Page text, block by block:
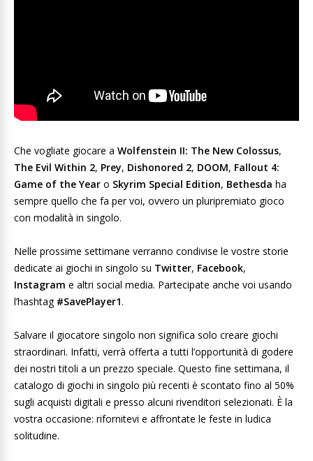
Che vogliate giocare a Wolfenstein II: The New Colossus,
The Evil Within 2, Prey, Dishonored 2, DOOM, Fallout 4:
Game of the Year o Skyrim Special Edition, Bethesda ha
sempre quello che fa per voi, ovvero un pluripremiato gioco
con modalità in singolo.
Nelle prossime settimane verranno condivise le vostre storie
dedicate ai giochi in singolo su Twitter, Facebook,
Instagram e altri social media. Partecipate anche voi usando
l’hashtag #SavePlayer1.
Salvare il giocatore singolo non significa solo creare giochi
straordinari. Infatti, verrà offerta a tutti l’opportunità di godere
dei nostri titoli a un prezzo speciale. Questo fine settimana, il
catalogo di giochi in singolo più recenti è scontato fino al 50%
sugli acquisti digitali e presso alcuni rivenditori selezionati. È la
vostra occasione: rifornitevi e affrontate le feste in ludica
solitudine.